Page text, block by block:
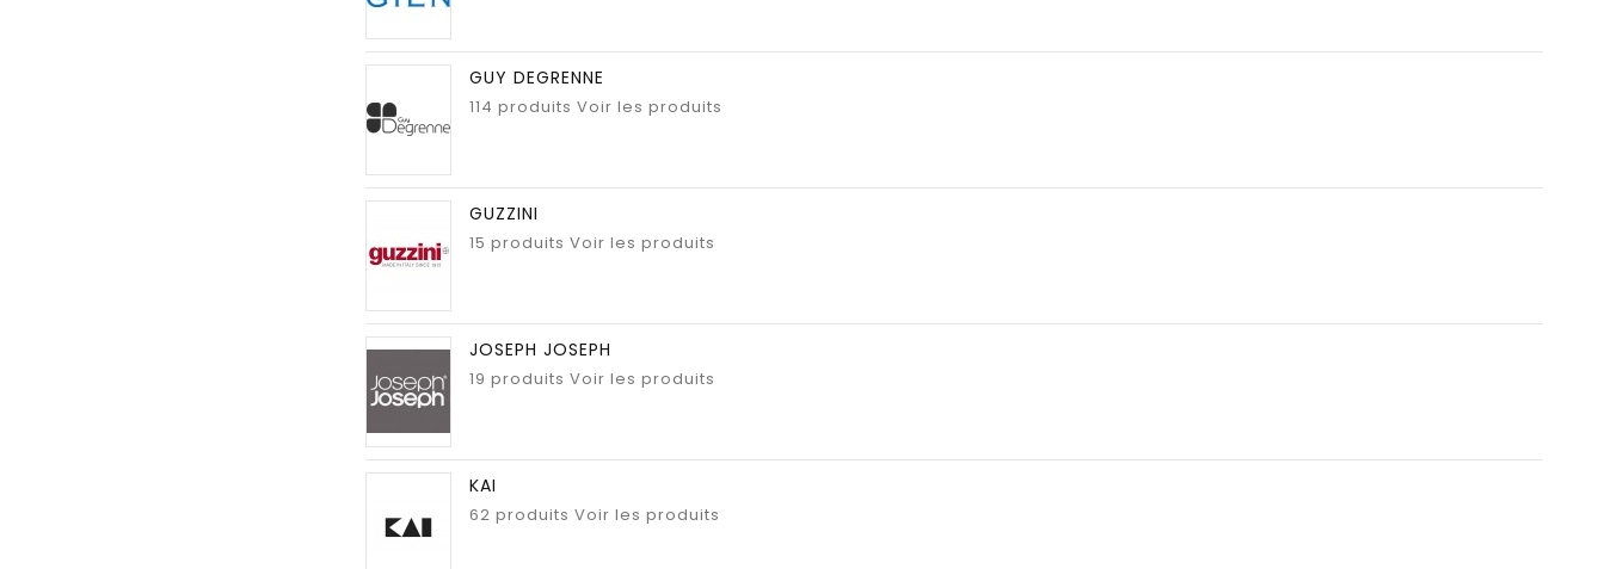
GUY DEGRENNE
114 produits Voir les produits
GUZZINI
15 produits Voir les produits
JOSEPH JOSEPH
19 produits Voir les produits
KAI
62 produits Voir les produits